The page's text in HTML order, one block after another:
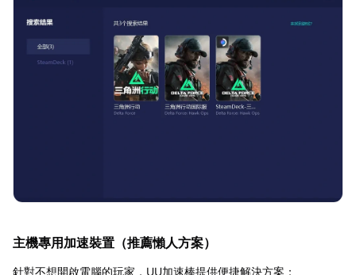
主機專用加速裝置（推薦懶人方案）
針對不想開啟電腦的玩家，UU加速棒提供便捷解決方案：